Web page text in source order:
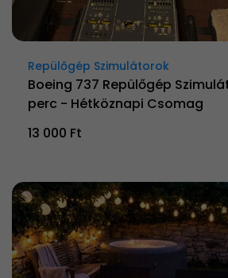
Repülőgép Szimulátorok
Boeing 737 Repülőgép
perc - Hétköznapi Csomag
13 000 Ft